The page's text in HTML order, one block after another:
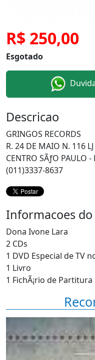
R$ 250,00
Esgotado
Descricao
GRINGOS RECORDS
R. 24 DE MAIO N. 116
CENTRO SÃƒO PAULO -
(011)3337-8637
Informacoes
Dona Ivone Lara
2 CDs
1 DVD Especial de TV
1 Livro
1 FichÃ¡rio de Partitura